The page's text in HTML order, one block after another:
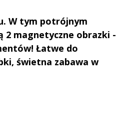
W tym potrójnym
2 magnetyczne obrazki -
Łatwe do
świetna zabawa w